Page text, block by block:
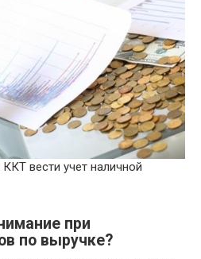
при
по выручке?